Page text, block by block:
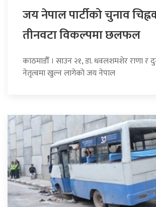
जय नेपाल पार्टीको चुनाव
तीनवटा विकल्पमा छलफल
काठमाडौँ । साउन २१, डा. धवलशमशेर राणा र
नेतृत्वमा खुल्न लागेको जय नेपाल